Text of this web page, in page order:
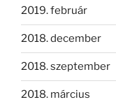
2019. február
2018. december
2018. szeptember
2018. március